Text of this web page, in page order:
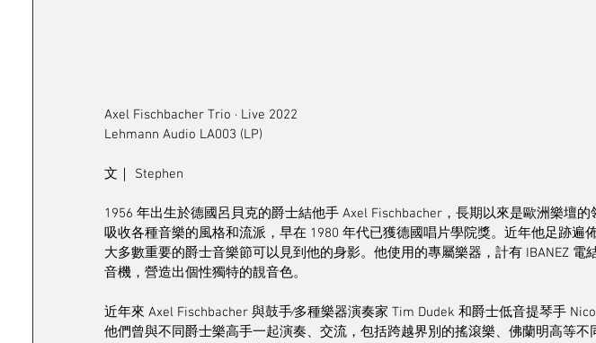
Axel Fischbacher Trio ∙ Live 2022
Lehmann Audio LA003 (LP)
文｜ Stephen
1956 年出生於德國呂貝克的爵士結他手 Axel Fischbacher，長期以來是歐洲樂壇
吸收各種音樂的風格和流派，早在 1980 年代已獲德國唱片學院獎。近年他足跡遍
大多數重要的爵士音樂節可以見到他的身影。他使用的專屬樂器，計有 IBANEZ 電
音機，營造出個性獨特的靚音色。
近年來 Axel Fischbacher 與鼓手∕多種樂器演奏家 Tim Dudek 和爵士低音提琴手
他們曾與不同爵士樂高手一起演奏、交流，包括跨越界別的搖滾樂、佛蘭明高等不